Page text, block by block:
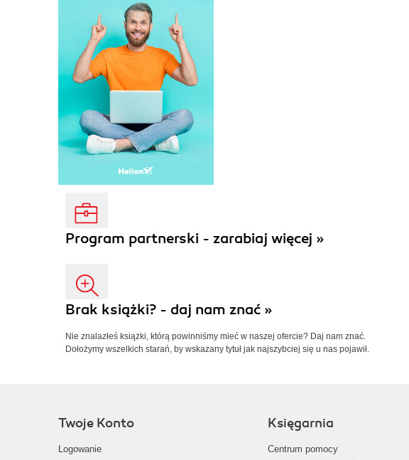
Program partnerski - zarabiaj więcej »
Brak książki? - daj nam znać »
Nie znalazłeś książki, którą powinniśmy mieć w naszej ofercie? Daj nam znać.
Dołożymy wszelkich starań, by wskazany tytuł jak najszybciej się u nas pojawił.
Twoje Konto
Logowanie
Księgarnia
Centrum pomocy